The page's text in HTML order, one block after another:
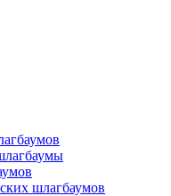
шлагбаумов